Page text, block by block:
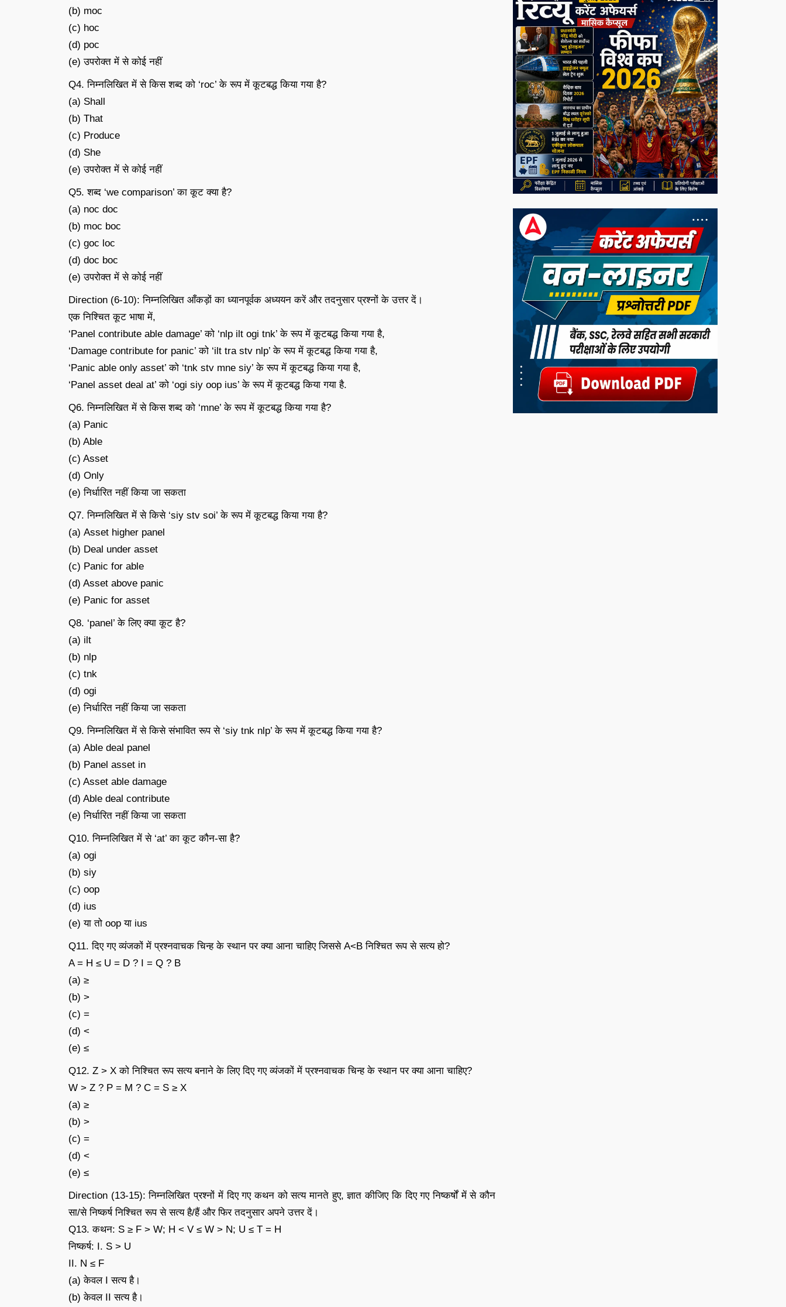
(b) moc
(c) hoc
(d) poc
(e) उपरोक्त में से कोई नहीं
Q4. निम्नलिखित में से किस शब्द को ‘roc’ के रूप में कूटबद्ध किया गया है?
(a) Shall
(b) That
(c) Produce
(d) She
(e) उपरोक्त में से कोई नहीं
Q5. शब्द ‘we comparison’ का कूट क्या है?
(a) noc doc
(b) moc boc
(c) goc loc
(d) doc boc
(e) उपरोक्त में से कोई नहीं
Direction (6-10): निम्नलिखित आँकड़ों का ध्यानपूर्वक अध्ययन करें और तदनुसार प्रश्नों के उत्तर दें।
एक निश्चित कूट भाषा में,
‘Panel contribute able damage’ को ‘nlp ilt ogi tnk’ के रूप में कूटबद्ध किया गया है,
‘Damage contribute for panic’ को ‘ilt tra stv nlp’ के रूप में कूटबद्ध किया गया है,
‘Panic able only asset’ को ‘tnk stv mne siy’ के रूप में कूटबद्ध किया गया है,
‘Panel asset deal at’ को ‘ogi siy oop ius’ के रूप में कूटबद्ध किया गया है.
Q6. निम्नलिखित में से किस शब्द को ‘mne’ के रूप में कूटबद्ध किया गया है?
(a) Panic
(b) Able
(c) Asset
(d) Only
(e) निर्धारित नहीं किया जा सकता
Q7. निम्नलिखित में से किसे ‘siy stv soi’ के रूप में कूटबद्ध किया गया है?
(a) Asset higher panel
(b) Deal under asset
(c) Panic for able
(d) Asset above panic
(e) Panic for asset
Q8. ‘panel’ के लिए क्या कूट है?
(a) ilt
(b) nlp
(c) tnk
(d) ogi
(e) निर्धारित नहीं किया जा सकता
Q9. निम्नलिखित में से किसे संभावित रूप से ‘siy tnk nlp’ के रूप में कूटबद्ध किया गया है?
(a) Able deal panel
(b) Panel asset in
(c) Asset able damage
(d) Able deal contribute
(e) निर्धारित नहीं किया जा सकता
Q10. निम्नलिखित में से ‘at’ का कूट कौन-सा है?
(a) ogi
(b) siy
(c) oop
(d) ius
(e) या तो oop या ius
Q11. दिए गए व्यंजकों में प्रश्नवाचक चिन्ह के स्थान पर क्या आना चाहिए जिससे A<B निश्चित रूप से सत्य हो?
A = H ≤ U = D ? I = Q ? B
(a) ≥
(b) >
(c) =
(d) <
(e) ≤
Q12. Z > X को निश्चित रूप सत्य बनाने के लिए दिए गए व्यंजकों में प्रश्नवाचक चिन्ह के स्थान पर क्या आना चाहिए?
W > Z ? P = M ? C = S ≥ X
(a) ≥
(b) >
(c) =
(d) <
(e) ≤
Direction (13-15): निम्नलिखित प्रश्नों में दिए गए कथन को सत्य मानते हुए, ज्ञात कीजिए कि दिए गए निष्कर्षों में से कौन
सा/से निष्कर्ष निश्चित रूप से सत्य है/हैं और फिर तदनुसार अपने उत्तर दें।
Q13. कथन: S ≥ F > W; H < V ≤ W > N; U ≤ T = H
निष्कर्ष: I. S > U
II. N ≤ F
(a) केवल I सत्य है।
(b) केवल II सत्य है।